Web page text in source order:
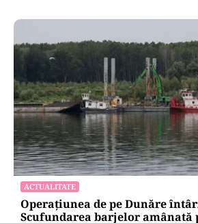
ACTUALITATE
Operațiunea de pe Dunăre
Scufundarea barjelor amânată